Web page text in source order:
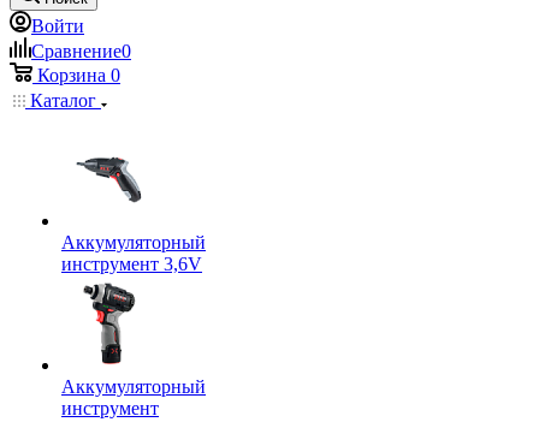
Войти
Сравнение0
Корзина 0
Каталог
Аккумуляторный
инструмент 3,6V
Аккумуляторный
инструмент